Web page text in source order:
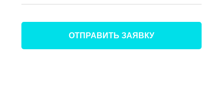
ОТПРАВИТЬ ЗАЯВКУ